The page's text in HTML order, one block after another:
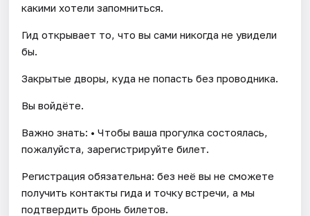
какими хотели запомниться.
Гид открывает то, что вы сами никогда не увидели
бы.
Закрытые дворы, куда не попасть без проводника.
Вы войдёте.
Важно знать: • Чтобы ваша прогулка состоялась,
пожалуйста, зарегистрируйте билет.
Регистрация обязательна: без неё вы не сможете
получить контакты гида и точку встречи, а мы
подтвердить бронь билетов.